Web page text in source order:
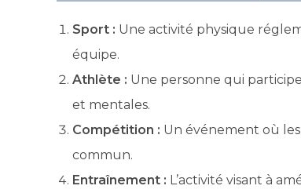
Sport : Une activité physique
équipe.
Athlète : Une personne qui
et mentales.
Compétition : Un événement où
commun.
Entraînement : L’activité visant à